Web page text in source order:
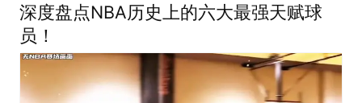
深度盘点NBA历史上的六大最强天赋球
员！